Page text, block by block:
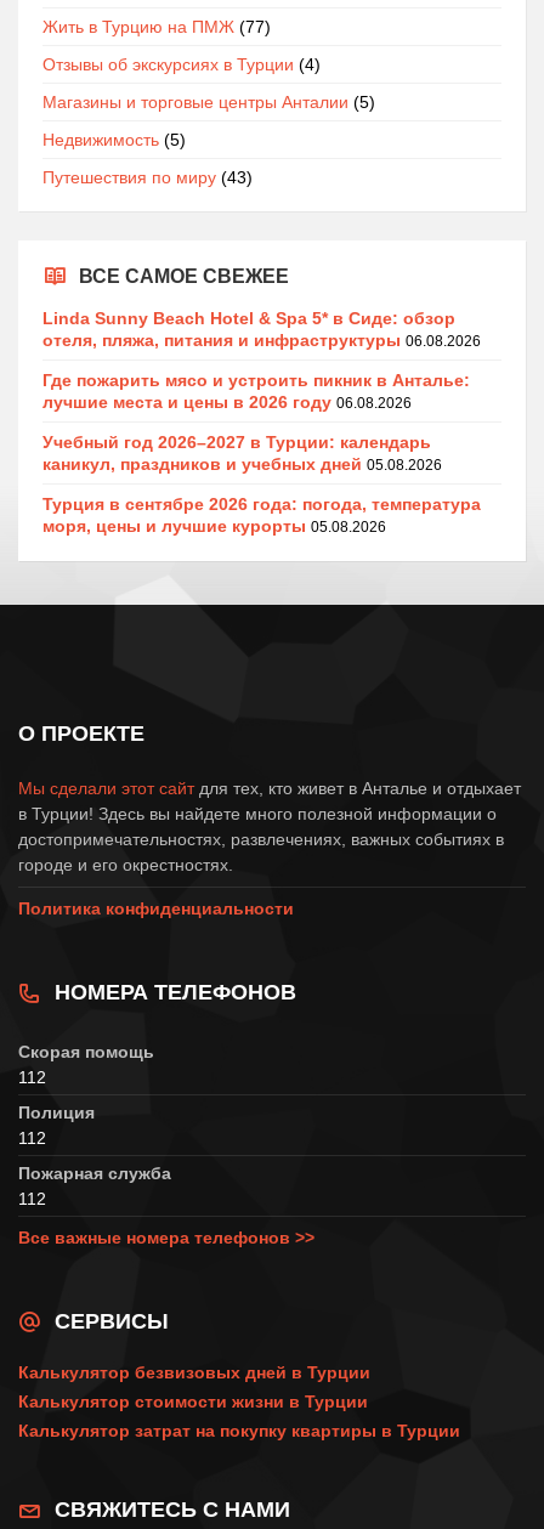
Жить в Турцию на ПМЖ (77)
Отзывы об экскурсиях в Турции (4)
Магазины и торговые центры Анталии (5)
Недвижимость (5)
Путешествия по миру (43)
ВСЕ САМОЕ СВЕЖЕЕ
Linda Sunny Beach Hotel & Spa 5* в Сиде: обзор
отеля, пляжа, питания и инфраструктуры 06.08.2026
Где пожарить мясо и устроить пикник в Анталье:
лучшие места и цены в 2026 году 06.08.2026
Учебный год 2026–2027 в Турции: календарь
каникул, праздников и учебных дней 05.08.2026
Турция в сентябре 2026 года: погода, температура
моря, цены и лучшие курорты 05.08.2026
О ПРОЕКТЕ
Мы сделали этот сайтдля тех, кто живет в Анталье и отдыхает
в Турции! Здесь вы найдете много полезной информации о
достопримечательностях, развлечениях, важных событиях в
городе и его окрестностях.
Политика конфиденциальности
НОМЕРА ТЕЛЕФОНОВ
Скорая помощь
112
Полиция
112
Пожарная служба
112
Все важные номера телефонов >>
СЕРВИСЫ
Калькулятор безвизовых дней в Турции
Калькулятор стоимости жизни в Турции
Калькулятор затрат на покупку квартиры в Турции
СВЯЖИТЕСЬ С НАМИ